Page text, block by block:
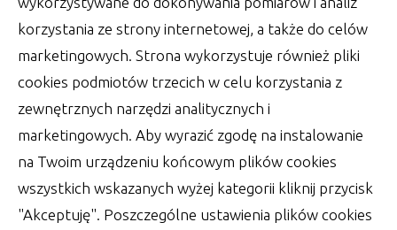
korzystania ze strony internetowej, a także do celów
marketingowych. Strona wykorzystuje również pliki
cookies podmiotów trzecich w celu korzystania z
zewnętrznych narzędzi analitycznych i
marketingowych. Aby wyrazić zgodę na instalowanie
na Twoim urządzeniu końcowym plików cookies
wszystkich wskazanych wyżej kategorii kliknij przycisk
"Akceptuję". Poszczególne ustawienia plików cookies